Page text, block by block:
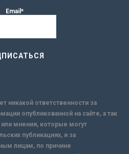
Email*
никакой ответственности за
опубликованной на сайте, а так
мнения, которые могут
публикациях, и за
лицам, по причине